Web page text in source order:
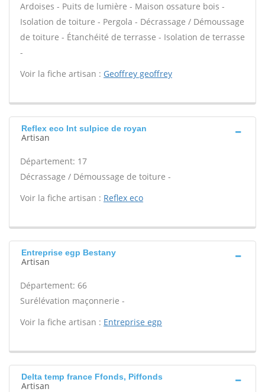
Ardoises - Puits de lumière - Maison ossature bois -
Isolation de toiture - Pergola - Décrassage / Démoussage
de toiture - Étanchéité de terrasse - Isolation de terrasse
-
Voir la fiche artisan : Geoffrey geoffrey
Reflex eco Int sulpice de royan
Artisan
Département: 17
Décrassage / Démoussage de toiture -
Voir la fiche artisan : Reflex eco
Entreprise egp Bestany
Artisan
Département: 66
Surélévation maçonnerie -
Voir la fiche artisan : Entreprise egp
Delta temp france Ffonds, Piffonds
Artisan